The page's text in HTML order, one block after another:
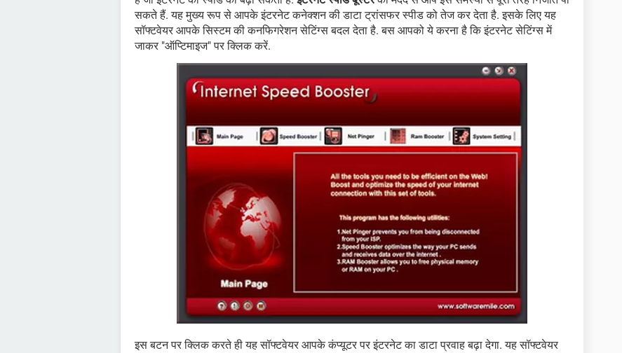
सकते हैं. यह मुख्य रूप से आपके इंटरनेट कनेक्शन की डाटा ट्रांसफर स्पीड को तेज कर देता है. इसके लिए यह
सॉफ्टवेयर आपके सिस्टम की कनफिगरेशन सेटिंग्स बदल देता है. बस आपको ये करना है कि इंटरनेट सेटिंग्स में
जाकर "ऑप्टिमाइज" पर क्लिक करें.
इस बटन पर क्लिक करते ही यह सॉफ्टवेयर आपके कंप्यूटर पर इंटरनेट का डाटा प्रवाह बढ़ा देगा. यह सॉफ्टवेयर